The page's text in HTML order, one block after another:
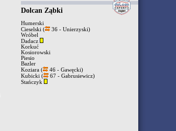
Dolcan Ząbki
Humerski
Cieselski (
36 - Unierzyski)
Wróbel
Dadacz
Korkuć
Kosiorowski
Piesio
Bazler
Koziara (
46 - Gawęcki)
Kubicki (
67 - Gabrusiewicz)
Stańczyk